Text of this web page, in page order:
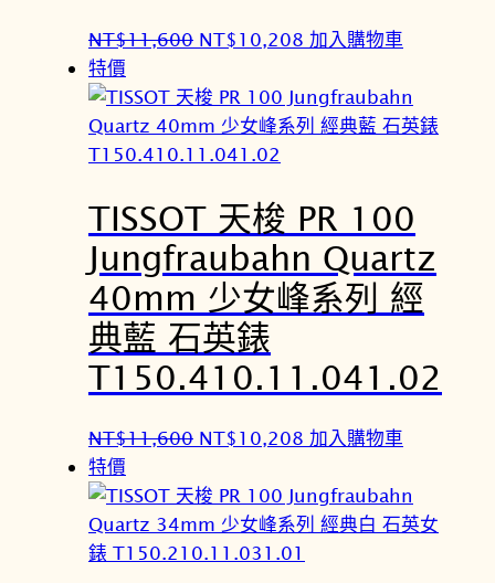
NT$11,600 原
價
格
：
T
$
1
1
,
6
0
。
NT$10,208 目
價
格
T
$
1
0
0
。
加入購物車
特價
TISSOT 天梭 PR 100
Jungfraubahn Quartz
40mm 少女峰系列 經
典藍 石英錶
T150.410.11.041.02
NT$11,600 原
價
格
：
NT$10,208 目
價
格
加入購物車
特價